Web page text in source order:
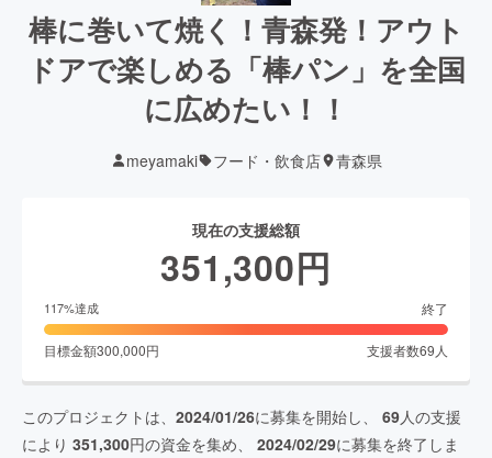
棒に巻いて焼く！青森発！アウト
ドアで楽しめる「棒パン」を全国
に広めたい！！
meyamaki フード・飲食店 青森県
現在の支援総額
351,300円
117%達成 終了
目標金額300,000円 支援者数69 人
このプロジェクトは、 2024/01/26に募集を開始し、 69人の支援
により 351,300円の資金を集め、 2024/02/29に募集を終了しま